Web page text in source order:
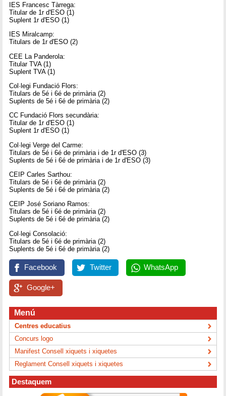
IES Francesc Tàrrega:
Titular de 1r d'ESO (1)
Suplent 1r d'ESO (1)
IES Miralcamp:
Titulars de 1r d'ESO (2)
CEE La Panderola:
Titular TVA (1)
Suplent TVA (1)
Col·legi Fundació Flors:
Titulars de 5é i 6é de primària (2)
Suplents de 5é i 6é de primària (2)
CC Fundació Flors secundària:
Titular de 1r d'ESO (1)
Suplent 1r d'ESO (1)
Col·legi Verge del Carme:
Titulars de 5é i 6é de primària i de 1r d'ESO (3)
Suplents de 5é i 6é de primària i de 1r d'ESO (3)
CEIP Carles Sarthou:
Titulars de 5é i 6é de primària (2)
Suplents de 5é i 6é de primària (2)
CEIP José Soriano Ramos:
Titulars de 5é i 6é de primària (2)
Suplents de 5é i 6é de primària (2)
Col·legi Consolació:
Titulars de 5é i 6é de primària (2)
Suplents de 5é i 6é de primària (2)
Facebook Twitter WhatsApp
Google+
Menú
Centres educatius
Concurs logo
Manifest Consell xiquets i xiquetes
Reglament Consell xiquets i xiquetes
Destaquem